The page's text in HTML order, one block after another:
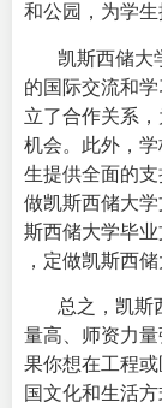
和公园，为学生
凯斯西储大学
的国际交流和
立了合作关系
机会。此外，
生提供全面的
做凯斯西储大
斯西储大学毕
，定做凯斯西
总之，凯斯西
量高、师资力
果你想在工程
国文化和生活